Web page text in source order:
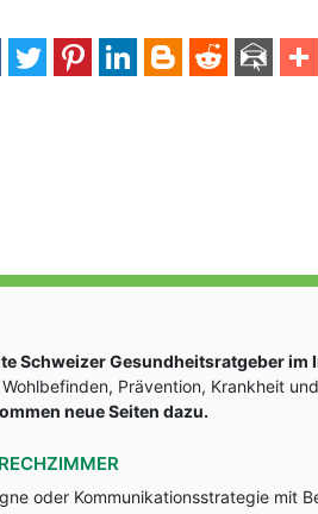
Schweizer Gesundheitsratgeber im
Prävention, Krankheit
neue Seiten dazu.
oder Kommunikationsstrategie mit